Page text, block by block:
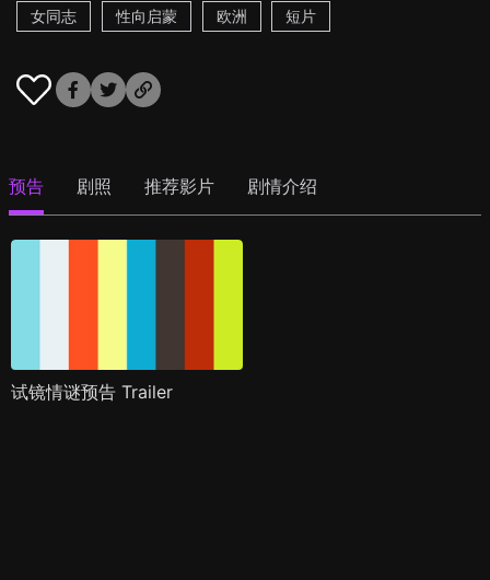
女同志
性向启蒙 欧洲 短片
预告 剧照 推荐影片 剧情介绍
试镜情谜预告 Trailer